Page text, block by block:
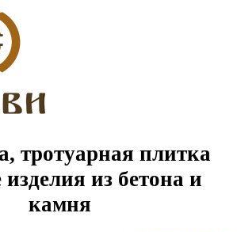
тротуарная плитка
изделия из бетона и
камня